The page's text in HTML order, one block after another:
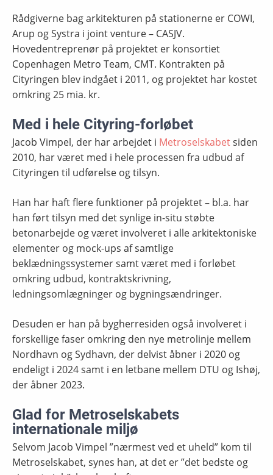
Rådgiverne bag arkitekturen på stationerne er COWI,
Arup og Systra i joint venture – CASJV.
Hovedentreprenør på projektet er konsortiet
Copenhagen Metro Team, CMT. Kontrakten på
Cityringen blev indgået i 2011, og projektet har kostet
omkring 25 mia. kr.
Med i hele Cityring-forløbet
Jacob Vimpel, der har arbejdet i Metroselskabetsiden
2010, har været med i hele processen fra udbud af
Cityringen til udførelse og tilsyn.
Han har haft flere funktioner på projektet – bl.a. har
han ført tilsyn med det synlige in-situ støbte
betonarbejde og været involveret i alle arkitektoniske
elementer og mock-ups af samtlige
beklædningssystemer samt været med i forløbet
omkring udbud, kontraktskrivning,
ledningsomlægninger og bygningsændringer.
Desuden er han på bygherresiden også involveret i
forskellige faser omkring den nye metrolinje mellem
Nordhavn og Sydhavn, der delvist åbner i 2020 og
endeligt i 2024 samt i en letbane mellem DTU og Ishøj,
der åbner 2023.
Glad for Metroselskabets
internationale miljø
Selvom Jacob Vimpel ”nærmest ved et uheld” kom til
Metroselskabet, synes han, at det er ”det bedste og